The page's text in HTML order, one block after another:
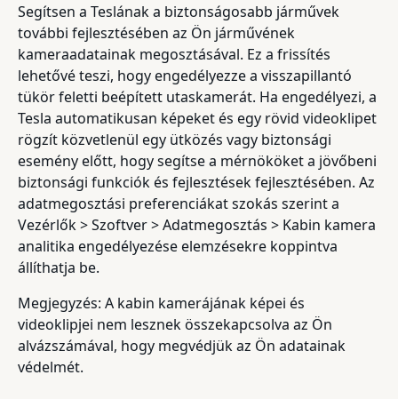
Segítsen a Teslának a biztonságosabb járművek
további fejlesztésében az Ön járművének
kameraadatainak megosztásával. Ez a frissítés
lehetővé teszi, hogy engedélyezze a visszapillantó
tükör feletti beépített utaskamerát. Ha engedélyezi, a
Tesla automatikusan képeket és egy rövid videoklipet
rögzít közvetlenül egy ütközés vagy biztonsági
esemény előtt, hogy segítse a mérnököket a jövőbeni
biztonsági funkciók és fejlesztések fejlesztésében. Az
adatmegosztási preferenciákat szokás szerint a
Vezérlők > Szoftver > Adatmegosztás > Kabin kamera
analitika engedélyezése elemzésekre koppintva
állíthatja be.
Megjegyzés: A kabin kamerájának képei és
videoklipjei nem lesznek összekapcsolva az Ön
alvázszámával, hogy megvédjük az Ön adatainak
védelmét.